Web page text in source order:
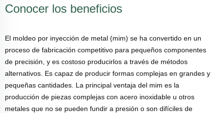
Conocer los beneficios
El moldeo por inyección de metal (mim) se ha convertido en un
proceso de fabricación competitivo para pequeños componentes
de precisión, y es costoso producirlos a través de métodos
alternativos. Es capaz de producir formas complejas en grandes y
pequeñas cantidades. La principal ventaja del mim es la
producción de piezas complejas con acero inoxidable u otros
metales que no se pueden fundir a presión o son difíciles de